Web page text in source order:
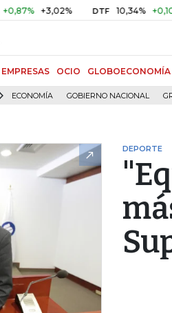
+3,02% DTF 10,34% +0,10%
EMPRESAS OCIO GLOBOECONOMÍA
ECONOMÍA GOBIERNO NACIONAL
DEPORTE